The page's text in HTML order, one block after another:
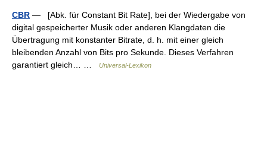
CBR — [Abk. für Constant Bit Rate], bei der Wiedergabe von
digital gespeicherter Musik oder anderen Klangdaten die
Übertragung mit konstanter Bitrate, d. h. mit einer gleich
bleibenden Anzahl von Bits pro Sekunde. Dieses Verfahren
garantiert gleich… …
Universal-Lexikon